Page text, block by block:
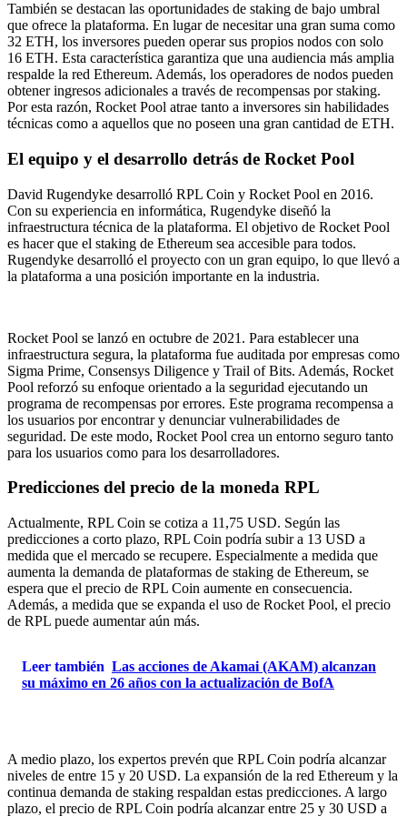
También se destacan las oportunidades de staking de bajo umbral
que ofrece la plataforma. En lugar de necesitar una gran suma como
32 ETH, los inversores pueden operar sus propios nodos con solo
16 ETH. Esta característica garantiza que una audiencia más amplia
respalde la red Ethereum. Además, los operadores de nodos pueden
obtener ingresos adicionales a través de recompensas por staking.
Por esta razón, Rocket Pool atrae tanto a inversores sin habilidades
técnicas como a aquellos que no poseen una gran cantidad de ETH.
El equipo y el desarrollo detrás de Rocket Pool
David Rugendyke desarrolló RPL Coin y Rocket Pool en 2016.
Con su experiencia en informática, Rugendyke diseñó la
infraestructura técnica de la plataforma. El objetivo de Rocket Pool
es hacer que el staking de Ethereum sea accesible para todos.
Rugendyke desarrolló el proyecto con un gran equipo, lo que llevó a
la plataforma a una posición importante en la industria.
Rocket Pool se lanzó en octubre de 2021. Para establecer una
infraestructura segura, la plataforma fue auditada por empresas como
Sigma Prime, Consensys Diligence y Trail of Bits. Además, Rocket
Pool reforzó su enfoque orientado a la seguridad ejecutando un
programa de recompensas por errores. Este programa recompensa a
los usuarios por encontrar y denunciar vulnerabilidades de
seguridad. De este modo, Rocket Pool crea un entorno seguro tanto
para los usuarios como para los desarrolladores.
Predicciones del precio de la moneda RPL
Actualmente, RPL Coin se cotiza a 11,75 USD. Según las
predicciones a corto plazo, RPL Coin podría subir a 13 USD a
medida que el mercado se recupere. Especialmente a medida que
aumenta la demanda de plataformas de staking de Ethereum, se
espera que el precio de RPL Coin aumente en consecuencia.
Además, a medida que se expanda el uso de Rocket Pool, el precio
de RPL puede aumentar aún más.
Leer también Las acciones de Akamai (AKAM) alcanzan
su máximo en 26 años con la actualización de BofA
A medio plazo, los expertos prevén que RPL Coin podría alcanzar
niveles de entre 15 y 20 USD. La expansión de la red Ethereum y la
continua demanda de staking respaldan estas predicciones. A largo
plazo, el precio de RPL Coin podría alcanzar entre 25 y 30 USD a